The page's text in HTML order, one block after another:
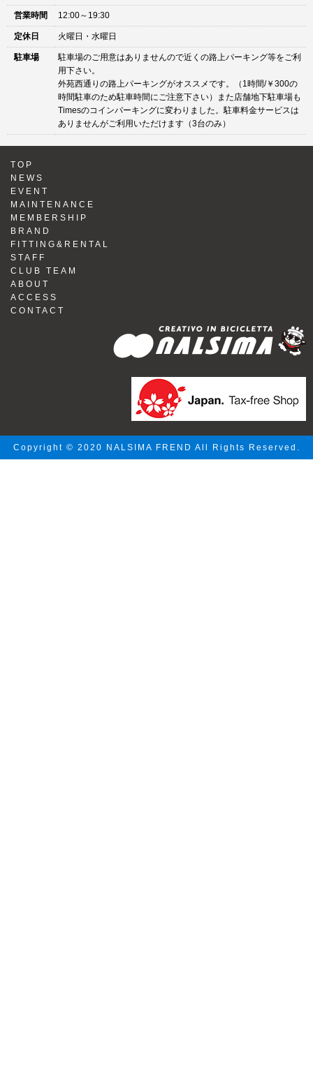
営業時間 12:00～19:30
定休日 火曜日・水曜日
駐車場
駐車場のご用意はありませんので近くの路上パーキング等をご利
用下さい。
外苑西通りの路上パーキングがオススメです。（1時間/￥300の
時間駐車のため駐車時間にご注意下さい）また店舗地下駐車場も
Timesのコインパーキングに変わりました。駐車料金サービスは
ありませんがご利用いただけます（3台のみ）
TOP
NEWS
EVENT
MAINTENANCE
MEMBERSHIP
BRAND
FITTING&RENTAL
STAFF
CLUB TEAM
ABOUT
ACCESS
CONTACT
Copyright © 2020 NALSIMA FREND All Rights Reserved.